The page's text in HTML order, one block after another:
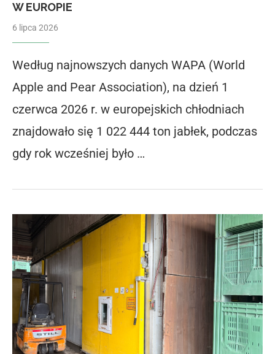
W EUROPIE
6 lipca 2026
Według najnowszych danych WAPA (World
Apple and Pear Association), na dzień 1
czerwca 2026 r. w europejskich chłodniach
znajdowało się 1 022 444 ton jabłek, podczas
gdy rok wcześniej było …